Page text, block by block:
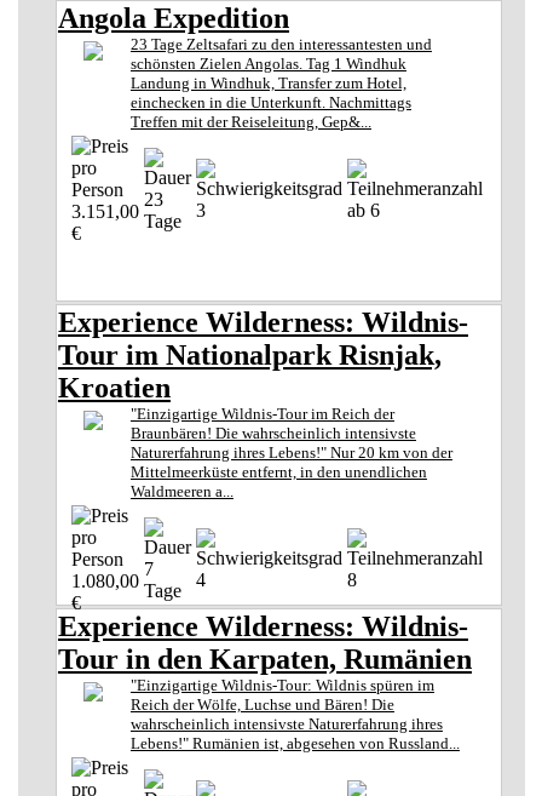
Angola Expedition
23 Tage Zeltsafari zu den interessantesten und
schönsten Zielen Angolas. Tag 1 Windhuk
Landung in Windhuk, Transfer zum Hotel,
einchecken in die Unterkunft. Nachmittags
Treffen mit der Reiseleitung, Gep&...
3.151,00
€
23
Tage
3 ab 6
Experience Wilderness: Wildnis-
Tour im Nationalpark Risnjak,
Kroatien
"Einzigartige Wildnis-Tour im Reich der
Braunbären! Die wahrscheinlich intensivste
Naturerfahrung ihres Lebens!" Nur 20 km von der
Mittelmeerküste entfernt, in den unendlichen
Waldmeeren a...
1.080,00
€
7
Tage
4 8
Experience Wilderness: Wildnis-
Tour in den Karpaten, Rumänien
"Einzigartige Wildnis-Tour: Wildnis spüren im
Reich der Wölfe, Luchse und Bären! Die
wahrscheinlich intensivste Naturerfahrung ihres
Lebens!" Rumänien ist, abgesehen von Russland...